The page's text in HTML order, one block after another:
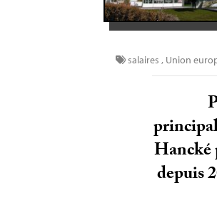
salaires , Union
Hancké
depuis